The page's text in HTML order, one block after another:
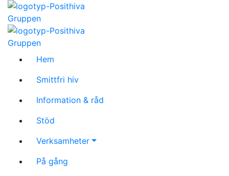
Hem
Smittfri hiv
Information & råd
Stöd
Verksamheter
På gång